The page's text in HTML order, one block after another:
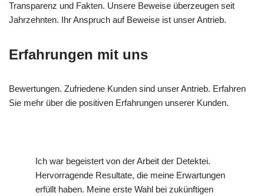
Transparenz und Fakten. Unsere Beweise überzeugen seit
Jahrzehnten. Ihr Anspruch auf Beweise ist unser Antrieb.
Erfahrungen mit uns
Bewertungen. Zufriedene Kunden sind unser Antrieb. Erfahren
Sie mehr über die positiven Erfahrungen unserer Kunden.
Ich war begeistert von der Arbeit der Detektei.
Hervorragende Resultate, die meine Erwartungen
erfüllt haben. Meine erste Wahl bei zukünftigen